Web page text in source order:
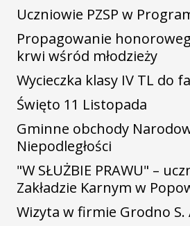
Uczniowie PZSP w
Propagowanie
krwi wśród młodzieży
Wycieczka klasy IV TL do
Święto 11 Listopada
Gminne obchody
Niepodległości
"W SŁUŻBIE PRAWU" –
Zakładzie Karnym w
Wizyta w firmie Grodno S.